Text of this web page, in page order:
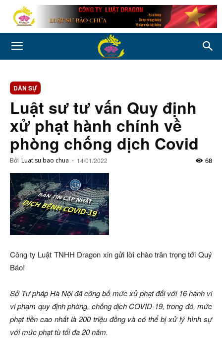
DÂN SỰ
Luật sư tư vấn Quy định
xử phạt hành chính về
phòng chống dịch Covid
Bởi Luat su bao chua - 14/01/2022 68
Công ty Luật TNHH Dragon xin gửi lời chào trân trọng tới Quý
Báo!
Sở Tư pháp Hà Nội đã công bố mức xử phạt đối với 16 hành vi
vi phạm quy định phòng, chống dịch COVID-19, trong đó, mức
phạt tiền cao nhất là 200 triệu đồng và có thể bị xử lý hình sự
với mức phạt tù tối đa 20 năm.